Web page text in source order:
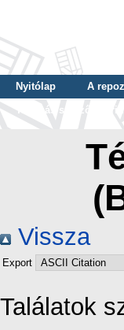
Nyitólap A
Tallózás szerző
Vissza
Export
Találatok